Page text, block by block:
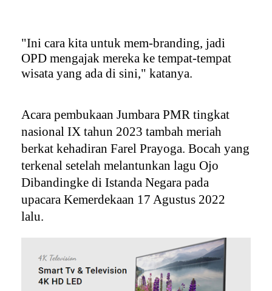
"Ini cara kita untuk mem-branding, jadi
OPD mengajak mereka ke tempat-tempat
wisata yang ada di sini," katanya.
Acara pembukaan Jumbara PMR tingkat
nasional IX tahun 2023 tambah meriah
berkat kehadiran Farel Prayoga. Bocah yang
terkenal setelah melantunkan lagu Ojo
Dibandingke di Istanda Negara pada
upacara Kemerdekaan 17 Agustus 2022
lalu.